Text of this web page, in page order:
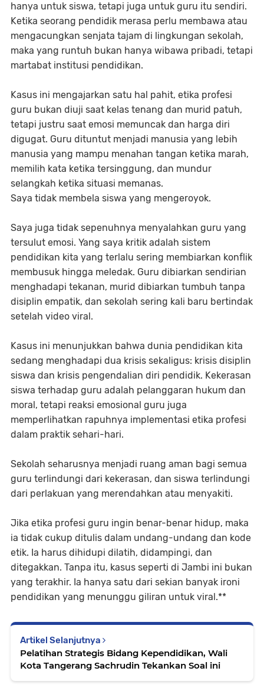
hanya untuk siswa, tetapi juga untuk guru itu sendiri.
Ketika seorang pendidik merasa perlu membawa atau
mengacungkan senjata tajam di lingkungan sekolah,
maka yang runtuh bukan hanya wibawa pribadi, tetapi
martabat institusi pendidikan.
Kasus ini mengajarkan satu hal pahit, etika profesi
guru bukan diuji saat kelas tenang dan murid patuh,
tetapi justru saat emosi memuncak dan harga diri
digugat. Guru dituntut menjadi manusia yang lebih
manusia yang mampu menahan tangan ketika marah,
memilih kata ketika tersinggung, dan mundur
selangkah ketika situasi memanas.
Saya tidak membela siswa yang mengeroyok.
Saya juga tidak sepenuhnya menyalahkan guru yang
tersulut emosi. Yang saya kritik adalah sistem
pendidikan kita yang terlalu sering membiarkan konflik
membusuk hingga meledak. Guru dibiarkan sendirian
menghadapi tekanan, murid dibiarkan tumbuh tanpa
disiplin empatik, dan sekolah sering kali baru bertindak
setelah video viral.
Kasus ini menunjukkan bahwa dunia pendidikan kita
sedang menghadapi dua krisis sekaligus: krisis disiplin
siswa dan krisis pengendalian diri pendidik. Kekerasan
siswa terhadap guru adalah pelanggaran hukum dan
moral, tetapi reaksi emosional guru juga
memperlihatkan rapuhnya implementasi etika profesi
dalam praktik sehari-hari.
Sekolah seharusnya menjadi ruang aman bagi semua
guru terlindungi dari kekerasan, dan siswa terlindungi
dari perlakuan yang merendahkan atau menyakiti.
Jika etika profesi guru ingin benar-benar hidup, maka
ia tidak cukup ditulis dalam undang-undang dan kode
etik. Ia harus dihidupi dilatih, didampingi, dan
ditegakkan. Tanpa itu, kasus seperti di Jambi ini bukan
yang terakhir. Ia hanya satu dari sekian banyak ironi
pendidikan yang menunggu giliran untuk viral.**
Artikel Selanjutnya
Pelatihan Strategis Bidang Kependidikan, Wali
Kota Tangerang Sachrudin Tekankan Soal ini